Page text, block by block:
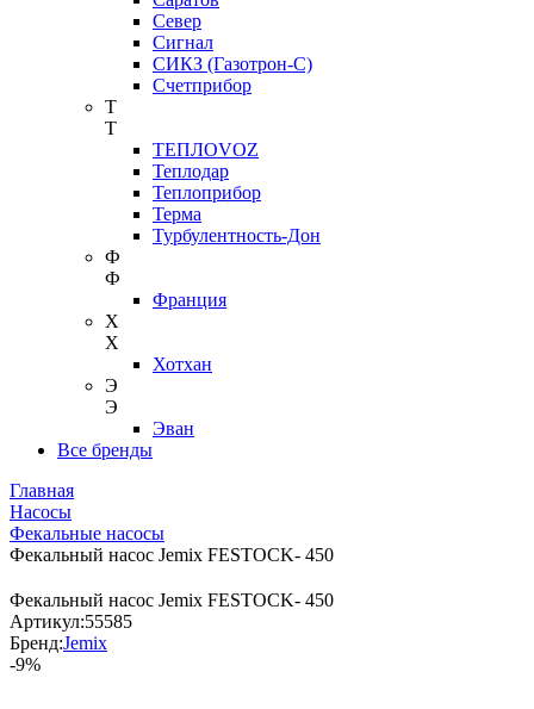
Север
Сигнал
СИКЗ (Газотрон-С)
Счетприбор
Т
Т
ТЕПЛОVOZ
Теплодар
Теплоприбор
Терма
Турбулентность-Дон
Ф
Ф
Франция
Х
Х
Хотхан
Э
Э
Эван
Все бренды
Главная
Насосы
Фекальные насосы
Фекальный насос Jemix FESTOCK- 450
Фекальный насос Jemix FESTOCK- 450
Артикул:55585
Бренд:Jemix
-9%